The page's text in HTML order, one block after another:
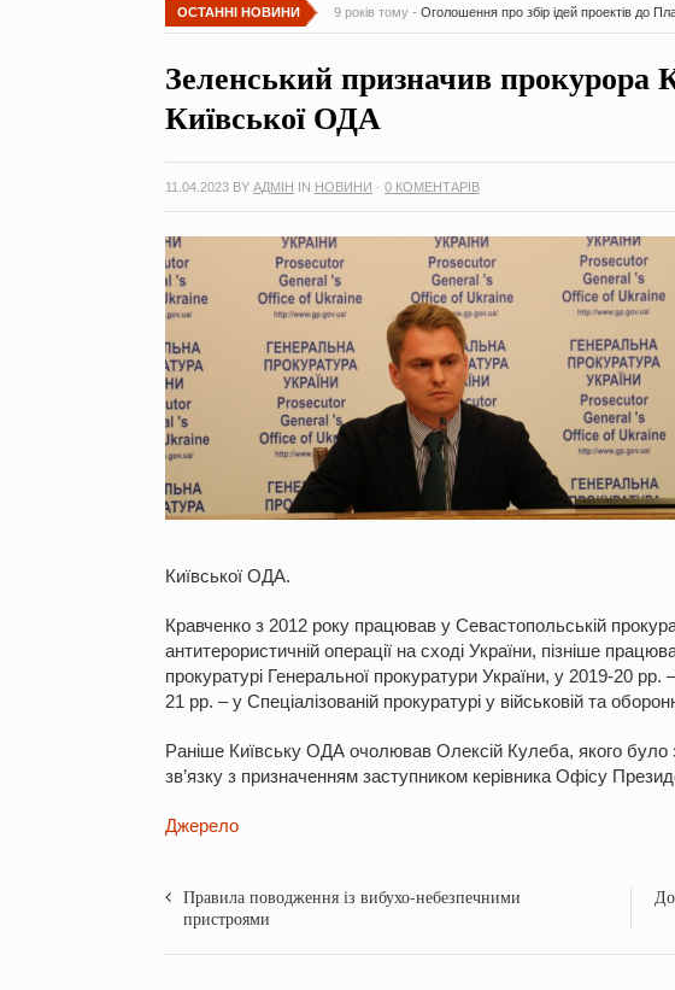
ОСТАННІ НОВИНИ 9 років тому - Оголошення про збір ідей проектів до
Зеленський призначив прокурора
Київської ОДА
11.04.2023 BY АДМІН IN НОВИНИ · 0 КОМЕНТАРІВ
Київської ОДА.
Кравченко з 2012 року працював у Севастопольській
антитерористичній операції на сході України, пізніше
прокуратурі Генеральної прокуратури України, у 2019-20 рр.
21 рр. – у Спеціалізованій прокуратурі у військовій та
Раніше Київську ОДА очолював Олексій Кулеба, якого було
зв’язку з призначенням заступником керівника Офісу
Джерело
Правила поводження із вибухо-небезпечними
пристроями